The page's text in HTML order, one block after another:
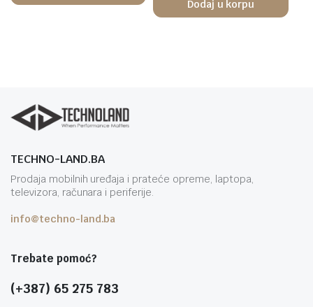
Dodaj u korpu
TECHNO-LAND.BA
Prodaja mobilnih uređaja i prateće opreme, laptopa,
televizora, računara i periferije.
info@techno-land.ba
Trebate pomoć?
(+387) 65 275 783